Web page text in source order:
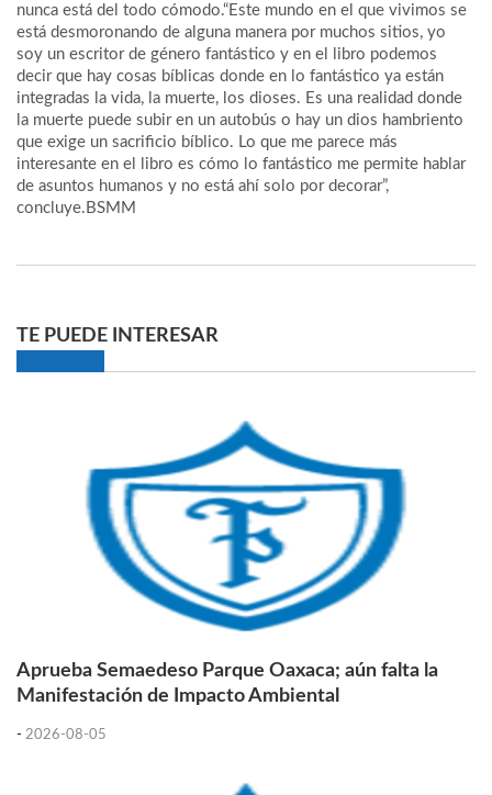
nunca está del todo cómodo.“Este mundo en el que vivimos se
está desmoronando de alguna manera por muchos sitios, yo
soy un escritor de género fantástico y en el libro podemos
decir que hay cosas bíblicas donde en lo fantástico ya están
integradas la vida, la muerte, los dioses. Es una realidad donde
la muerte puede subir en un autobús o hay un dios hambriento
que exige un sacrificio bíblico. Lo que me parece más
interesante en el libro es cómo lo fantástico me permite hablar
de asuntos humanos y no está ahí solo por decorar”,
concluye.BSMM
TE PUEDE INTERESAR
Aprueba Semaedeso Parque Oaxaca; aún falta la
Manifestación de Impacto Ambiental
- 2026-08-05